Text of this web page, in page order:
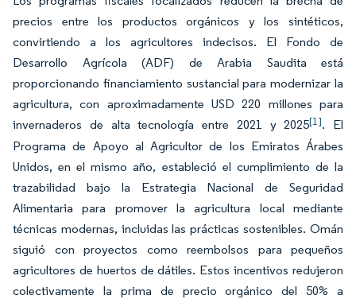
precios entre los productos orgánicos y los sintéticos,
convirtiendo a los agricultores indecisos. El Fondo de
Desarrollo Agrícola (ADF) de Arabia Saudita está
proporcionando financiamiento sustancial para modernizar la
agricultura, con aproximadamente USD 220 millones para
invernaderos de alta tecnología entre 2021 y 2025[1]. El
Programa de Apoyo al Agricultor de los Emiratos Árabes
Unidos, en el mismo año, estableció el cumplimiento de la
trazabilidad bajo la Estrategia Nacional de Seguridad
Alimentaria para promover la agricultura local mediante
técnicas modernas, incluidas las prácticas sostenibles. Omán
siguió con proyectos como reembolsos para pequeños
agricultores de huertos de dátiles. Estos incentivos redujeron
colectivamente la prima de precio orgánico del 50% a